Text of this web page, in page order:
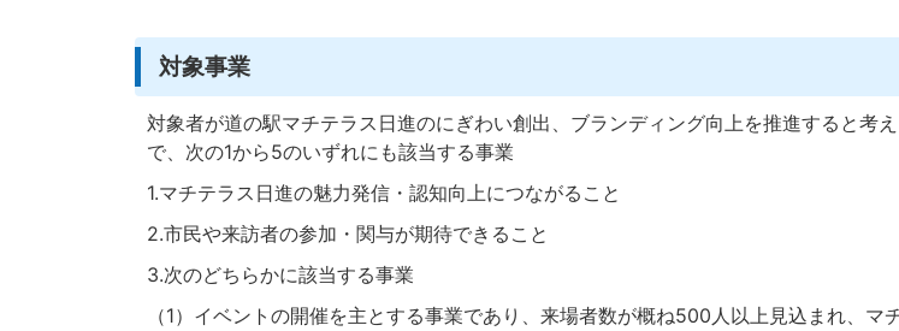
対象事業
対象者が道の駅マチテラス日進のにぎわい創出、ブランディング向上を推進すると考
で、次の1から5のいずれにも該当する事業
1.マチテラス日進の魅力発信・認知向上につながること
2.市民や来訪者の参加・関与が期待できること
3.次のどちらかに該当する事業
（1）イベントの開催を主とする事業であり、来場者数が概ね500人以上見込まれ、マ